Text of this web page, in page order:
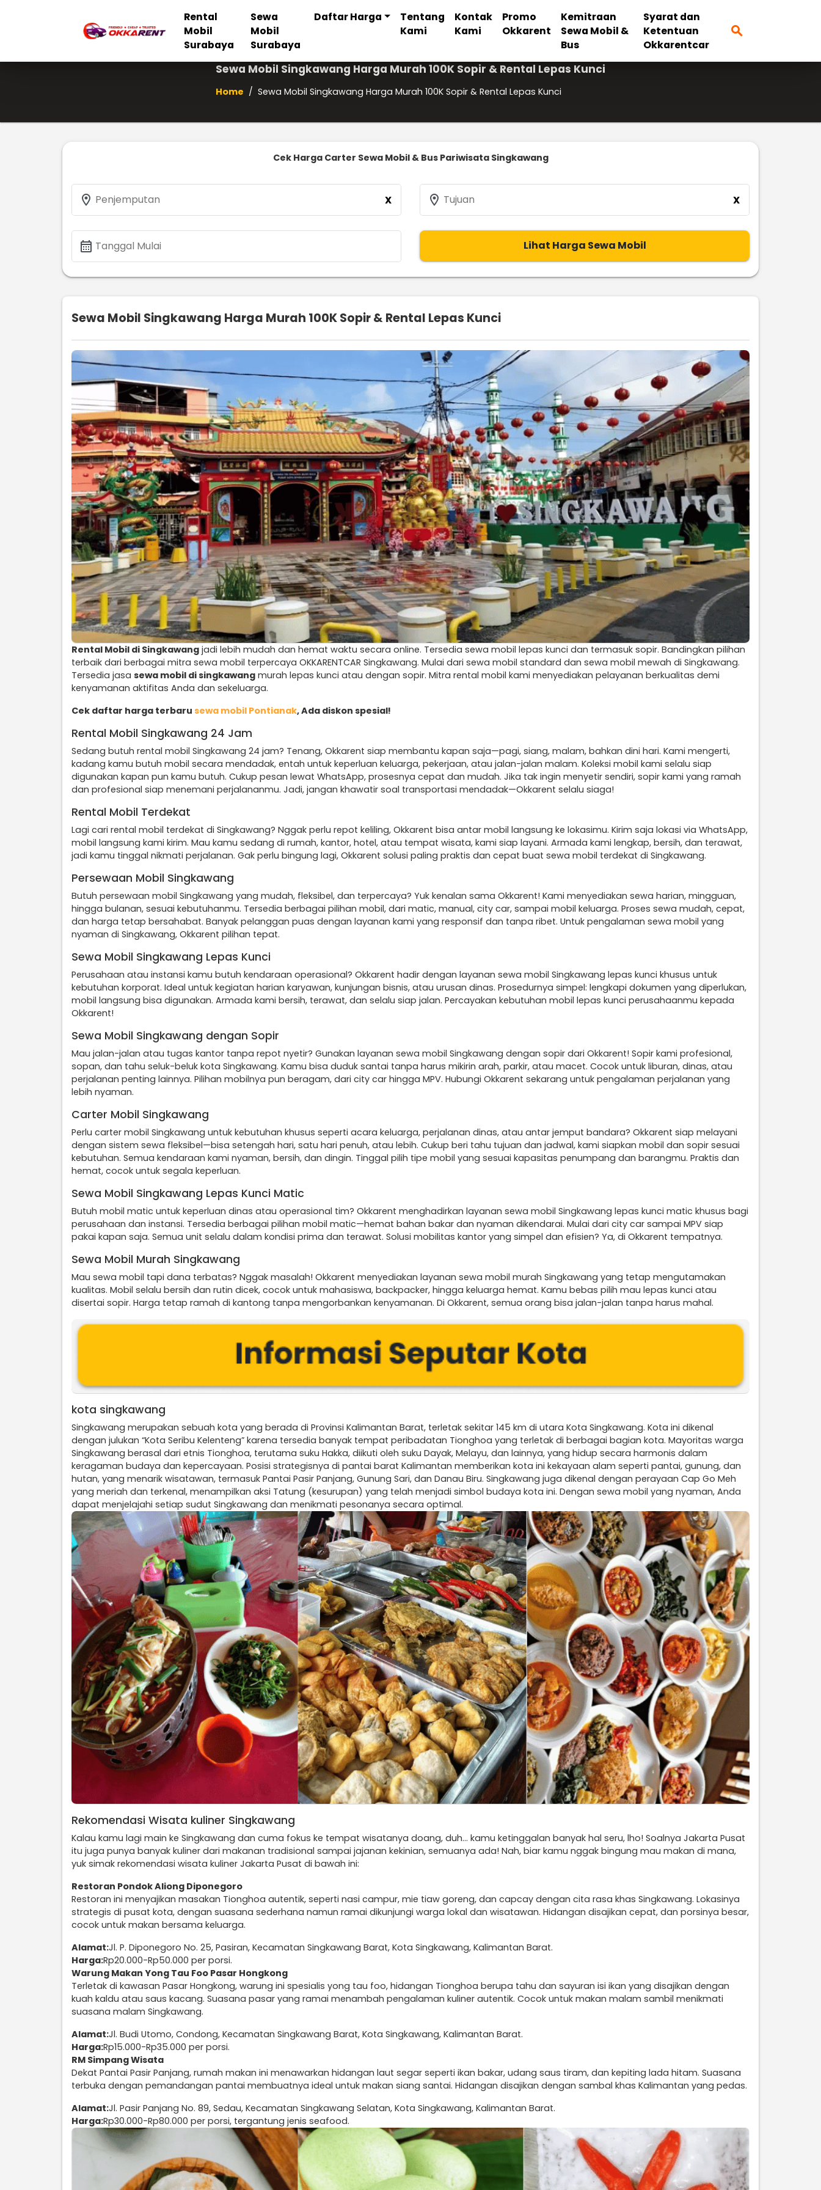
Rental
Mobil
Surabaya
Sewa
Mobil
Surabaya
Daftar Harga
Tentang
Kami
Kontak
Kami
Promo
Okkarent
Kemitraan
Sewa Mobil &
Bus
Syarat dan
Ketentuan
Okkarentcar
search
Sewa Mobil Singkawang Harga Murah 100K Sopir & Rental Lepas Kunci
Home / Sewa Mobil Singkawang Harga Murah 100K Sopir & Rental Lepas Kunci
Cek Harga Carter Sewa Mobil & Bus Pariwisata Singkawang
location_on Penjemputan X location_on Tujuan X
calendar_month Tanggal Mulai Lihat Harga Sewa Mobil
Sewa Mobil Singkawang Harga Murah 100K Sopir & Rental Lepas Kunci
Rental Mobil di Singkawang jadi lebih mudah dan hemat waktu secara online. Tersedia sewa mobil lepas kunci dan termasuk sopir. Bandingkan pilihan
terbaik dari berbagai mitra sewa mobil terpercaya OKKARENTCAR Singkawang. Mulai dari sewa mobil standard dan sewa mobil mewah di Singkawang.
Tersedia jasa sewa mobil di singkawang murah lepas kunci atau dengan sopir. Mitra rental mobil kami menyediakan pelayanan berkualitas demi
kenyamanan aktifitas Anda dan sekeluarga.
Cek daftar harga terbaru sewa mobil Pontianak, Ada diskon spesial!
Rental Mobil Singkawang 24 Jam
Sedang butuh rental mobil Singkawang 24 jam? Tenang, Okkarent siap membantu kapan saja—pagi, siang, malam, bahkan dini hari. Kami mengerti,
kadang kamu butuh mobil secara mendadak, entah untuk keperluan keluarga, pekerjaan, atau jalan-jalan malam. Koleksi mobil kami selalu siap
digunakan kapan pun kamu butuh. Cukup pesan lewat WhatsApp, prosesnya cepat dan mudah. Jika tak ingin menyetir sendiri, sopir kami yang ramah
dan profesional siap menemani perjalananmu. Jadi, jangan khawatir soal transportasi mendadak—Okkarent selalu siaga!
Rental Mobil Terdekat
Lagi cari rental mobil terdekat di Singkawang? Nggak perlu repot keliling, Okkarent bisa antar mobil langsung ke lokasimu. Kirim saja lokasi via WhatsApp,
mobil langsung kami kirim. Mau kamu sedang di rumah, kantor, hotel, atau tempat wisata, kami siap layani. Armada kami lengkap, bersih, dan terawat,
jadi kamu tinggal nikmati perjalanan. Gak perlu bingung lagi, Okkarent solusi paling praktis dan cepat buat sewa mobil terdekat di Singkawang.
Persewaan Mobil Singkawang
Butuh persewaan mobil Singkawang yang mudah, fleksibel, dan terpercaya? Yuk kenalan sama Okkarent! Kami menyediakan sewa harian, mingguan,
hingga bulanan, sesuai kebutuhanmu. Tersedia berbagai pilihan mobil, dari matic, manual, city car, sampai mobil keluarga. Proses sewa mudah, cepat,
dan harga tetap bersahabat. Banyak pelanggan puas dengan layanan kami yang responsif dan tanpa ribet. Untuk pengalaman sewa mobil yang
nyaman di Singkawang, Okkarent pilihan tepat.
Sewa Mobil Singkawang Lepas Kunci
Perusahaan atau instansi kamu butuh kendaraan operasional? Okkarent hadir dengan layanan sewa mobil Singkawang lepas kunci khusus untuk
kebutuhan korporat. Ideal untuk kegiatan harian karyawan, kunjungan bisnis, atau urusan dinas. Prosedurnya simpel: lengkapi dokumen yang diperlukan,
mobil langsung bisa digunakan. Armada kami bersih, terawat, dan selalu siap jalan. Percayakan kebutuhan mobil lepas kunci perusahaanmu kepada
Okkarent!
Sewa Mobil Singkawang dengan Sopir
Mau jalan-jalan atau tugas kantor tanpa repot nyetir? Gunakan layanan sewa mobil Singkawang dengan sopir dari Okkarent! Sopir kami profesional,
sopan, dan tahu seluk-beluk kota Singkawang. Kamu bisa duduk santai tanpa harus mikirin arah, parkir, atau macet. Cocok untuk liburan, dinas, atau
perjalanan penting lainnya. Pilihan mobilnya pun beragam, dari city car hingga MPV. Hubungi Okkarent sekarang untuk pengalaman perjalanan yang
lebih nyaman.
Carter Mobil Singkawang
Perlu carter mobil Singkawang untuk kebutuhan khusus seperti acara keluarga, perjalanan dinas, atau antar jemput bandara? Okkarent siap melayani
dengan sistem sewa fleksibel—bisa setengah hari, satu hari penuh, atau lebih. Cukup beri tahu tujuan dan jadwal, kami siapkan mobil dan sopir sesuai
kebutuhan. Semua kendaraan kami nyaman, bersih, dan dingin. Tinggal pilih tipe mobil yang sesuai kapasitas penumpang dan barangmu. Praktis dan
hemat, cocok untuk segala keperluan.
Sewa Mobil Singkawang Lepas Kunci Matic
Butuh mobil matic untuk keperluan dinas atau operasional tim? Okkarent menghadirkan layanan sewa mobil Singkawang lepas kunci matic khusus bagi
perusahaan dan instansi. Tersedia berbagai pilihan mobil matic—hemat bahan bakar dan nyaman dikendarai. Mulai dari city car sampai MPV siap
pakai kapan saja. Semua unit selalu dalam kondisi prima dan terawat. Solusi mobilitas kantor yang simpel dan efisien? Ya, di Okkarent tempatnya.
Sewa Mobil Murah Singkawang
Mau sewa mobil tapi dana terbatas? Nggak masalah! Okkarent menyediakan layanan sewa mobil murah Singkawang yang tetap mengutamakan
kualitas. Mobil selalu bersih dan rutin dicek, cocok untuk mahasiswa, backpacker, hingga keluarga hemat. Kamu bebas pilih mau lepas kunci atau
disertai sopir. Harga tetap ramah di kantong tanpa mengorbankan kenyamanan. Di Okkarent, semua orang bisa jalan-jalan tanpa harus mahal.
kota singkawang
Singkawang merupakan sebuah kota yang berada di Provinsi Kalimantan Barat, terletak sekitar 145 km di utara Kota Singkawang. Kota ini dikenal
dengan julukan “Kota Seribu Kelenteng” karena tersedia banyak tempat peribadatan Tionghoa yang terletak di berbagai bagian kota. Mayoritas warga
Singkawang berasal dari etnis Tionghoa, terutama suku Hakka, diikuti oleh suku Dayak, Melayu, dan lainnya, yang hidup secara harmonis dalam
keragaman budaya dan kepercayaan. Posisi strategisnya di pantai barat Kalimantan memberikan kota ini kekayaan alam seperti pantai, gunung, dan
hutan, yang menarik wisatawan, termasuk Pantai Pasir Panjang, Gunung Sari, dan Danau Biru. Singkawang juga dikenal dengan perayaan Cap Go Meh
yang meriah dan terkenal, menampilkan aksi Tatung (kesurupan) yang telah menjadi simbol budaya kota ini. Dengan sewa mobil yang nyaman, Anda
dapat menjelajahi setiap sudut Singkawang dan menikmati pesonanya secara optimal.
Rekomendasi Wisata kuliner Singkawang
Kalau kamu lagi main ke Singkawang dan cuma fokus ke tempat wisatanya doang, duh… kamu ketinggalan banyak hal seru, lho! Soalnya Jakarta Pusat
itu juga punya banyak kuliner dari makanan tradisional sampai jajanan kekinian, semuanya ada! Nah, biar kamu nggak bingung mau makan di mana,
yuk simak rekomendasi wisata kuliner Jakarta Pusat di bawah ini:
Restoran Pondok Aliong Diponegoro
Restoran ini menyajikan masakan Tionghoa autentik, seperti nasi campur, mie tiaw goreng, dan capcay dengan cita rasa khas Singkawang. Lokasinya
strategis di pusat kota, dengan suasana sederhana namun ramai dikunjungi warga lokal dan wisatawan. Hidangan disajikan cepat, dan porsinya besar,
cocok untuk makan bersama keluarga.
Alamat:Jl. P. Diponegoro No. 25, Pasiran, Kecamatan Singkawang Barat, Kota Singkawang, Kalimantan Barat.
Harga:Rp20.000-Rp50.000 per porsi.
Warung Makan Yong Tau Foo Pasar Hongkong
Terletak di kawasan Pasar Hongkong, warung ini spesialis yong tau foo, hidangan Tionghoa berupa tahu dan sayuran isi ikan yang disajikan dengan
kuah kaldu atau saus kacang. Suasana pasar yang ramai menambah pengalaman kuliner autentik. Cocok untuk makan malam sambil menikmati
suasana malam Singkawang.
Alamat:Jl. Budi Utomo, Condong, Kecamatan Singkawang Barat, Kota Singkawang, Kalimantan Barat.
Harga:Rp15.000-Rp35.000 per porsi.
RM Simpang Wisata
Dekat Pantai Pasir Panjang, rumah makan ini menawarkan hidangan laut segar seperti ikan bakar, udang saus tiram, dan kepiting lada hitam. Suasana
terbuka dengan pemandangan pantai membuatnya ideal untuk makan siang santai. Hidangan disajikan dengan sambal khas Kalimantan yang pedas.
Alamat:Jl. Pasir Panjang No. 89, Sedau, Kecamatan Singkawang Selatan, Kota Singkawang, Kalimantan Barat.
Harga:Rp30.000-Rp80.000 per porsi, tergantung jenis seafood.